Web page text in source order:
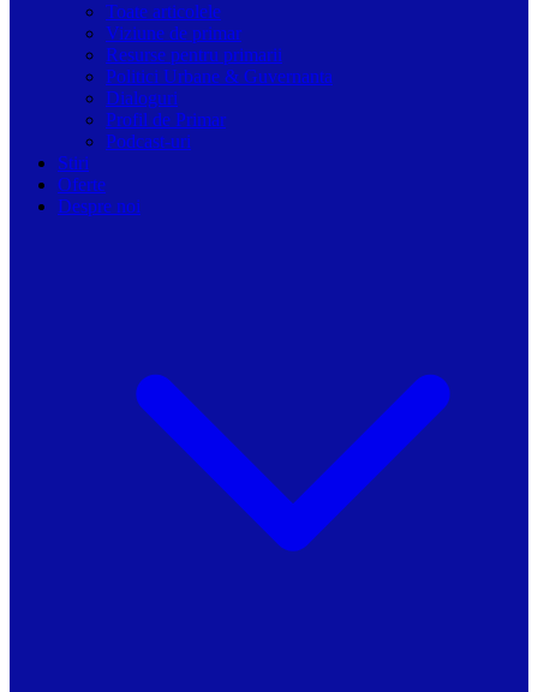
Toate articolele
Viziune de primar
Resurse pentru primarii
Politici Urbane & Guvernanta
Dialoguri
Profil de Primar
Podcast-uri
Stiri
Oferte
Despre noi